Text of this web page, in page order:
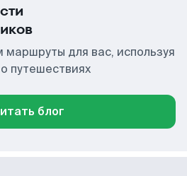
для вас, используя
путешествиях
блог